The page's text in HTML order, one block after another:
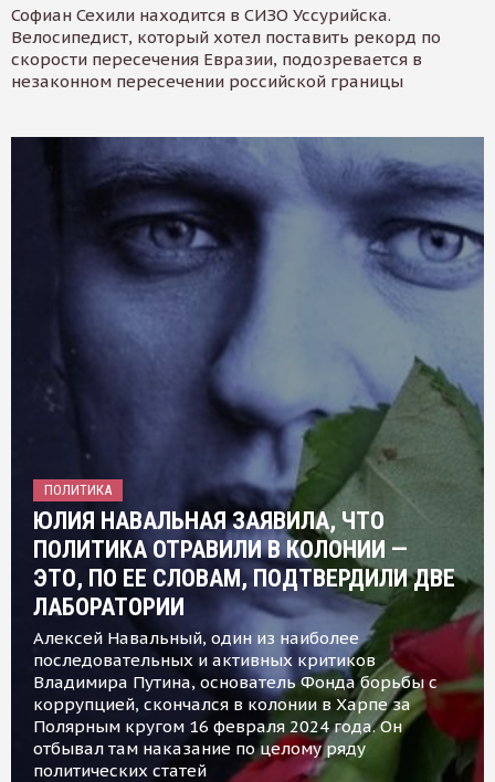
Софиан Сехили находится в СИЗО Уссурийска.
Велосипедист, который хотел поставить рекорд по
скорости пересечения Евразии, подозревается в
незаконном пересечении российской границы
ПОЛИТИКА
ЮЛИЯ НАВАЛЬНАЯ ЗАЯВИЛА, ЧТО
ПОЛИТИКА ОТРАВИЛИ В КОЛОНИИ —
ЭТО, ПО ЕЕ СЛОВАМ, ПОДТВЕРДИЛИ ДВЕ
ЛАБОРАТОРИИ
Алексей Навальный, один из наиболее
последовательных и активных критиков
Владимира Путина, основатель Фонда борьбы с
коррупцией, скончался в колонии в Харпе за
Полярным кругом 16 февраля 2024 года. Он
отбывал там наказание по целому ряду
политических статей